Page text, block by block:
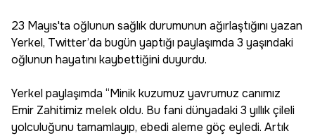
23 Mayıs'ta oğlunun sağlık durumunun ağırlaştığını yazan
Yerkel, Twitter’da bugün yaptığı paylaşımda 3 yaşındaki
oğlunun hayatını kaybettiğini duyurdu.
Yerkel paylaşımda “Minik kuzumuz yavrumuz canımız
Emir Zahitimiz melek oldu. Bu fani dünyadaki 3 yıllık çileli
yolculuğunu tamamlayıp, ebedi aleme göç eyledi. Artık